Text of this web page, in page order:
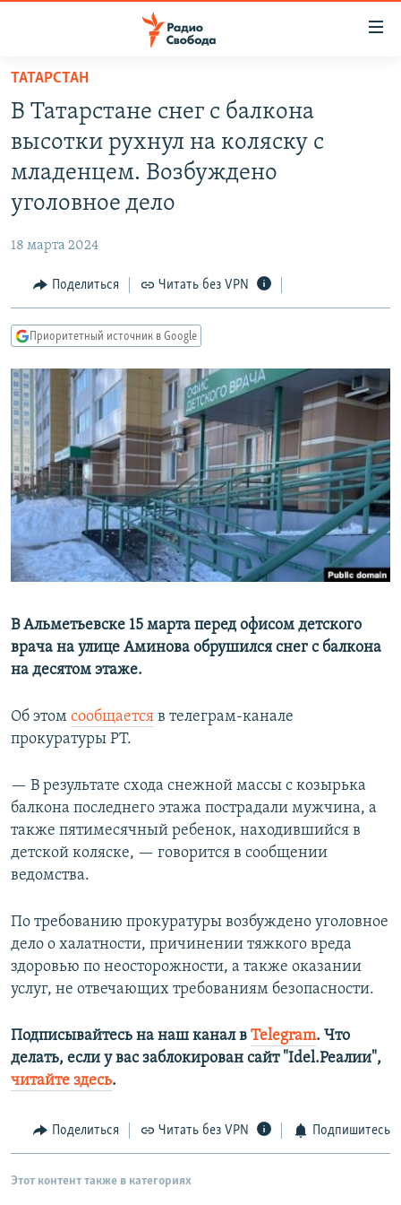
упрощенного
доступа
основному
содержанию
Вернутся
навигации
Вернутся
ПОДКАСТЫ
АВТОРСКИЕ ПРОЕКТЫ
КУЛЬТУРА
IDEL.РЕАЛИИ
КАВКАЗ.РЕАЛИИ
СИБИРЬ.РЕАЛИИ
РАСПИСАНИЕ ВЕЩАНИЯ
ПОДПИШИТЕСЬ НА РАССЫЛКУ
СОЦИАЛЬНЫЕ СЕТИ
Все сайты РСЕ/РС
ТАТАРСТАН
В Татарстане снег с балкона
высотки рухнул на коляску с
младенцем. Возбуждено
уголовное дело
18 марта 2024
Поделиться Читать без VPN
Приоритетный источник в Google
В Альметьевске 15 марта перед офисом детского
врача на улице Аминова обрушился снег с балкона
на десятом этаже.
Об этом сообщается в телеграм-канале
прокуратуры РТ.
— В результате схода снежной массы с козырька
балкона последнего этажа пострадали мужчина, а
также пятимесячный ребенок, находившийся в
детской коляске, — говорится в сообщении
ведомства.
По требованию прокуратуры возбуждено уголовное
дело о халатности, причинении тяжкого вреда
здоровью по неосторожности, а также оказании
услуг, не отвечающих требованиям безопасности.
Подписывайтесь на наш канал в Telegram. Что
делать, если у вас заблокирован сайт "Idel.Реалии",
читайте здесь.
Поделиться Читать без VPN Подпишитесь
Этот контент также в категориях